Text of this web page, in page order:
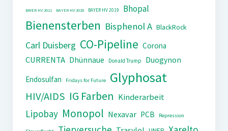
BAYER HV 2011 BAYER HV 2018 BAYER HV 2019 Bhopal
Bienensterben Bisphenol A BlackRock
Carl Duisberg CO-Pipeline Corona
CURRENTA Dhünnaue Donald Trump
Duogynon
Endosulfan
Fridays for Future Glyphosat
HIV/AIDS IG Farben Kinderarbeit
Lipobay Monopol Nexavar PCB Repression